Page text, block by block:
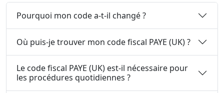
Pourquoi mon code a-t-il changé ?
Où puis-je trouver mon code fiscal PAYE (UK) ?
Le code fiscal PAYE (UK) est-il nécessaire pour
les procédures quotidiennes ?